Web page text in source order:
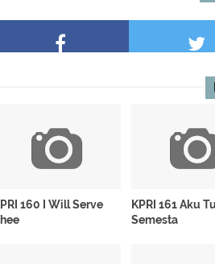
160 I Will Serve
KPRI 161 Aku
Semesta